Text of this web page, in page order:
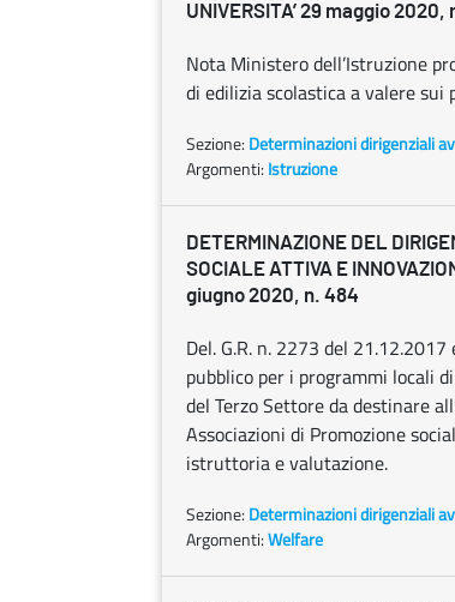
UNIVERSITA’ 29 maggio 2020,
Nota Ministero dell’Istruzione
di edilizia scolastica a valere sui
Sezione: Determinazioni dirigenziali
Argomenti: Istruzione
DETERMINAZIONE DEL
SOCIALE ATTIVA E
giugno 2020, n. 484
Del. G.R. n. 2273 del
pubblico per i programmi locali
del Terzo Settore da destinare
Associazioni di Promozione
istruttoria e valutazione.
Sezione: Determinazioni dirigenziali
Argomenti:Welfare